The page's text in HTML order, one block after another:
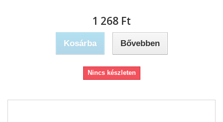
1 268 Ft‎
Kosárba Bővebben
Nincs készleten